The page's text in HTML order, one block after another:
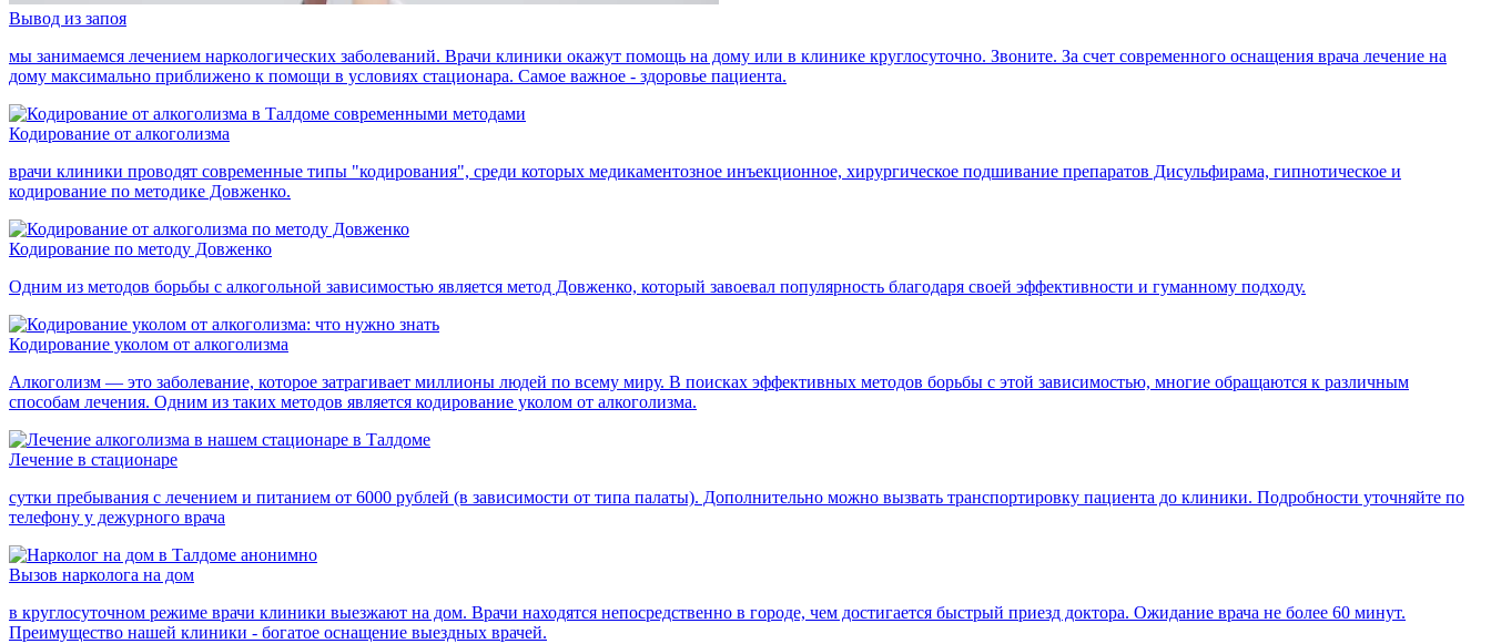
Вывод из запоя
мы занимаемся лечением наркологических заболеваний. Врачи клиники окажут помощь на дому или в клинике круглосуточно. Звоните. За счет современного оснащения врача лечение на
дому максимально приближено к помощи в условиях стационара. Самое важное - здоровье пациента.
Кодирование от алкоголизма
врачи клиники проводят современные типы "кодирования", среди которых медикаментозное инъекционное, хирургическое подшивание препаратов Дисульфирама, гипнотическое и
кодирование по методике Довженко.
Кодирование по методу Довженко
Одним из методов борьбы с алкогольной зависимостью является метод Довженко, который завоевал популярность благодаря своей эффективности и гуманному подходу.
Кодирование уколом от алкоголизма
Алкоголизм — это заболевание, которое затрагивает миллионы людей по всему миру. В поисках эффективных методов борьбы с этой зависимостью, многие обращаются к различным
способам лечения. Одним из таких методов является кодирование уколом от алкоголизма.
Лечение в стационаре
сутки пребывания с лечением и питанием от 6000 рублей (в зависимости от типа палаты). Дополнительно можно вызвать транспортировку пациента до клиники. Подробности уточняйте по
телефону у дежурного врача
Вызов нарколога на дом
в круглосуточном режиме врачи клиники выезжают на дом. Врачи находятся непосредственно в городе, чем достигается быстрый приезд доктора. Ожидание врача не более 60 минут.
Преимущество нашей клиники - богатое оснащение выездных врачей.